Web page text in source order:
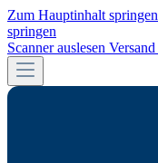
Zum Hauptinhalt springen
springen
Scanner auslesen Versand